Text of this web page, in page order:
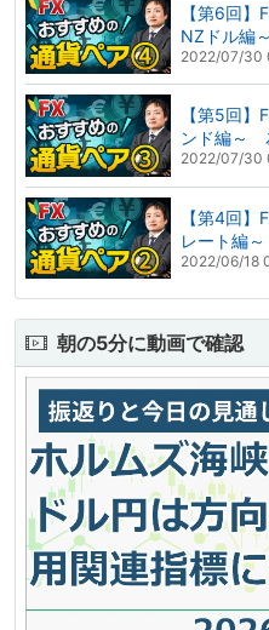
【第6回
NZドル
2022/07/30
【第5回
ンド編～
2022/07/30
【第4回
レート編
2022/06/18
朝の5分に動画で確認